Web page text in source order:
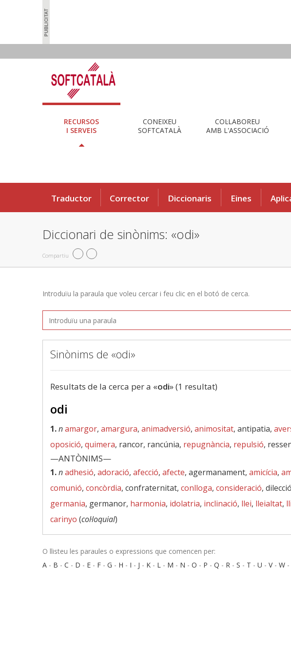
RECURSOS
I SERVEIS
CONEIXEU
SOFTCATALÀ
COL·LABOREU
AMB L'ASSOCIACIÓ
Traductor Corrector Diccionaris Eines
Diccionari de sinònims: «odi»
Compartiu
Introduïu la paraula que voleu cercar i feu clic en el botó de cerca.
Sinònims de «odi»
Resultats de la cerca per a «odi» (1 resultat)
odi
1.namargor, amargura, animadversió, animositat, antipatia,
oposició, quimera, rancor, rancúnia, repugnància, repulsió,
—ANTÒNIMS—
1.nadhesió, adoració, afecció, afecte, agermanament, amicícia,
comunió, concòrdia, confraternitat, conlloga, consideració,
germania, germanor, harmonia, idolatria, inclinació, llei, lleialtat,
carinyo (col·loquial)
O llisteu les paraules o expressions que comencen per:
A - B - C - D - E - F - G - H - I - J - K - L - M - N - O - P - Q - R - S - T - U - V- W -